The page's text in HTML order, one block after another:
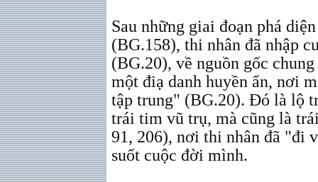
Sau những giai đoạn phá
(BG.158), thi nhân đã nhập
(BG.20), về nguồn gốc
một điạ danh huyền ẩn, nơi
tập trung" (BG.20). Đó là lộ
trái tim vũ trụ, mà cũng là
91, 206), nơi thi nhân đã "đi
suốt cuộc đời mình.